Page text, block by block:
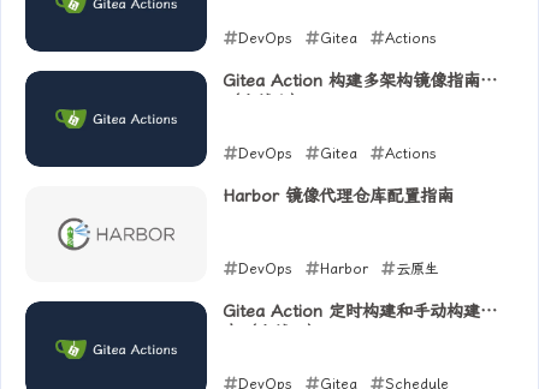
DevOps Gitea Actions
Cache
Gitea Action 构建多架构镜像指南
DevOps Gitea Actions
2025-07-24
Harbor 镜像代理仓库配置指南
DevOps Harbor 云原生
2025-07-23
Gitea Action 定时构建和手动构建指
DevOps Gitea Schedule